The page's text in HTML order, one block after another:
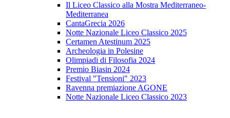
Il Liceo Classico alla Mostra Mediterraneo-
Mediterranea
CantaGrecia 2026
Notte Nazionale Liceo Classico 2025
Certamen Atestinum 2025
Archeologia in Polesine
Olimpiadi di Filosofia 2024
Premio Biasin 2024
Festival "Tensioni" 2023
Ravenna premiazione AGONE
Notte Nazionale Liceo Classico 2023